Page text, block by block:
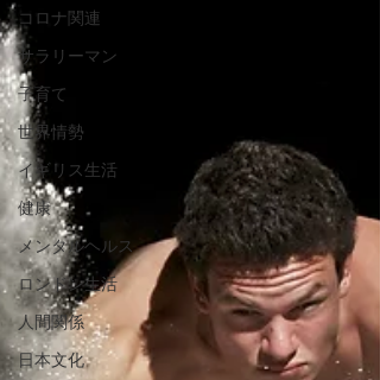
コロナ関連
サラリーマン
子育て
世界情勢
イギリス生活
健康
メンタルヘルス
ロンドン生活
人間関係
日本文化